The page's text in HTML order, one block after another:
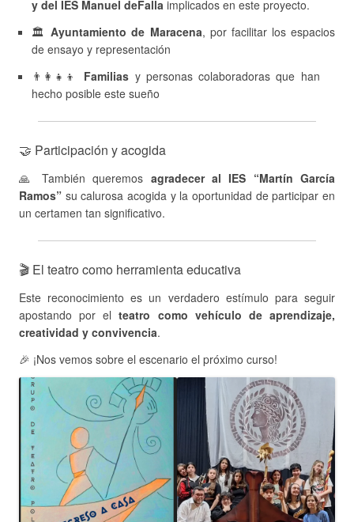
y del IES Manuel deFalla implicados en este proyecto.
🏛Ayuntamiento de Maracena, por facilitar los espacios
de ensayo y representación
👨‍👩‍👧‍👦 Familias y personas colaboradoras que han
hecho posible este sueño
🤝 Participación y acogida
🙏 También queremos agradecer al IES “Martín García
Ramos” su calurosa acogida y la oportunidad de participar en
un certamen tan significativo.
🎬 El teatro como herramienta educativa
Este reconocimiento es un verdadero estímulo para seguir
apostando por elteatro como vehículo de aprendizaje,
creatividad y convivencia.
🎉 ¡Nos vemos sobre el escenario el próximo curso!